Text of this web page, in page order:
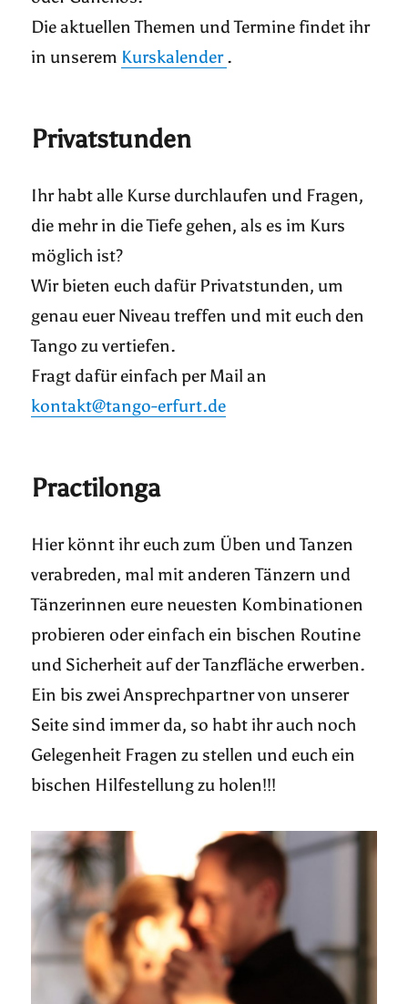
Die aktuellen Themen und Termine findet ihr
in unserem Kurskalender.
Privatstunden
Ihr habt alle Kurse durchlaufen und Fragen,
die mehr in die Tiefe gehen, als es im Kurs
möglich ist?
Wir bieten euch dafür Privatstunden, um
genau euer Niveau treffen und mit euch den
Tango zu vertiefen.
Fragt dafür einfach per Mail an
kontakt@tango-erfurt.de
Practilonga
Hier könnt ihr euch zum Üben und Tanzen
verabreden, mal mit anderen Tänzern und
Tänzerinnen eure neuesten Kombinationen
probieren oder einfach ein bischen Routine
und Sicherheit auf der Tanzfläche erwerben.
Ein bis zwei Ansprechpartner von unserer
Seite sind immer da, so habt ihr auch noch
Gelegenheit Fragen zu stellen und euch ein
bischen Hilfestellung zu holen!!!